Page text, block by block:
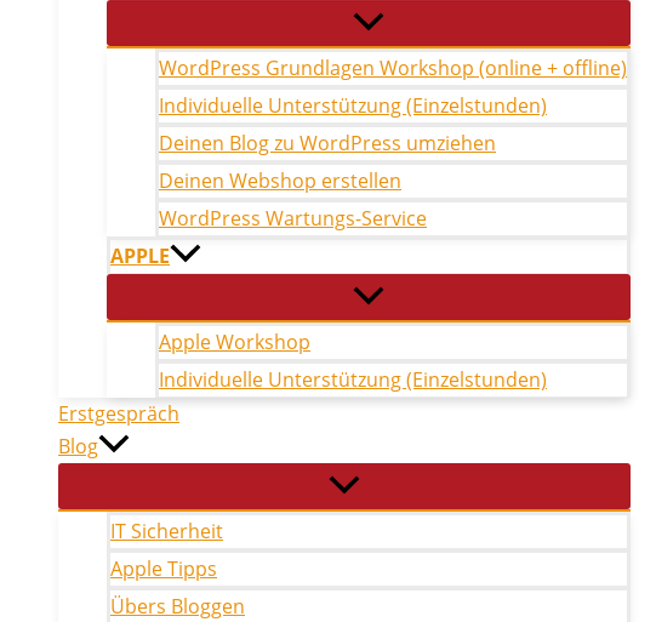
WordPress Grundlagen Workshop (online + offline)
Individuelle Unterstützung (Einzelstunden)
Deinen Blog zu WordPress umziehen
Deinen Webshop erstellen
WordPress Wartungs-Service
APPLE
Apple Workshop
Individuelle Unterstützung (Einzelstunden)
Erstgespräch
Blog
IT Sicherheit
Apple Tipps
Übers Bloggen